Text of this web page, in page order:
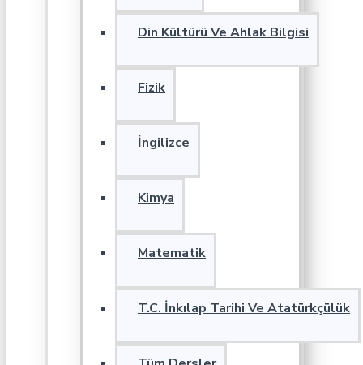
Din Kültürü Ve Ahlak Bilgisi
Fizik
İngilizce
Kimya
Matematik
T.C. İnkılap Tarihi Ve Atatürkçülük